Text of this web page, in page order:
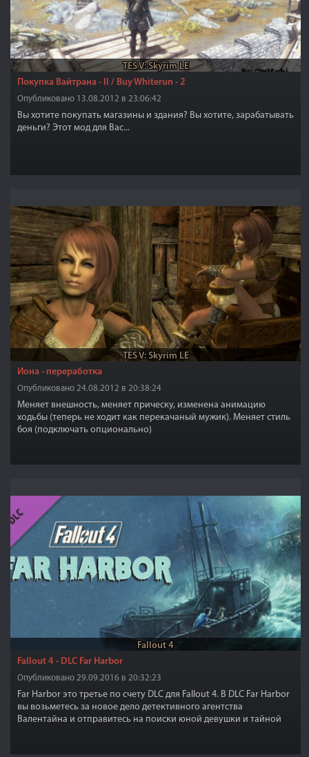
TES V: Skyrim LE
Покупка Вайтрана - II / Buy Whiterun - 2
Опубликовано 13.08.2012 в 23:06:42
Вы хотите покупать магазины и здания? Вы хотите, зарабатывать
деньги? Этот мод для Вас...
TES V: Skyrim LE
Иона - переработка
Опубликовано 24.08.2012 в 20:38:24
Меняет внешность, меняет прическу, изменена анимацию
ходьбы (теперь не ходит как перекачаный мужик). Меняет стиль
боя (подключать опционально)
Fallout 4
Fallout 4 - DLC Far Harbor
Опубликовано 29.09.2016 в 20:32:23
Far Harbor это третье по счету DLC для Fallout 4. В DLC Far Harbor
вы возьметесь за новое дело детективного агентства
Валентайна и отправитесь на поиски юной девушки и тайной